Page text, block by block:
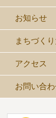
お知らせ
まちづく
アクセス
お問い合